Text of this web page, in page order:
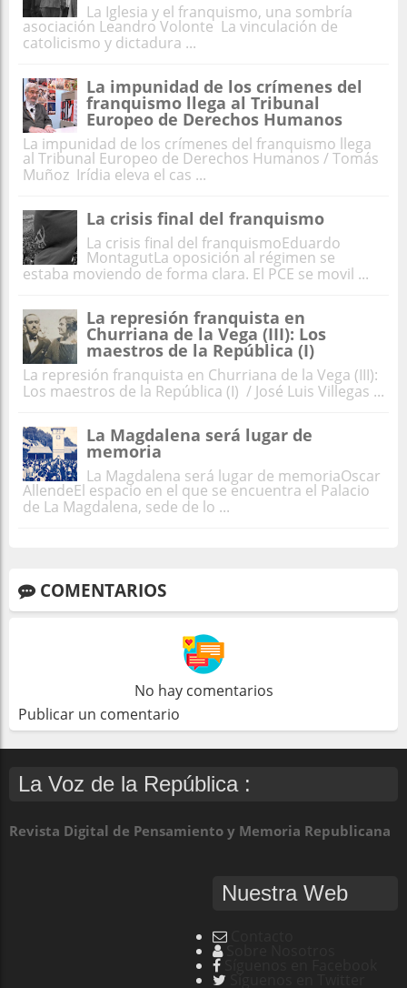
La Iglesia y el franquismo, una sombría
asociación Leandro Volonte La vinculación de
catolicismo y dictadura ...
La impunidad de los crímenes del
franquismo llega al Tribunal
Europeo de Derechos Humanos
La impunidad de los crímenes del franquismo llega
al Tribunal Europeo de Derechos Humanos / Tomás
Muñoz Irídia eleva el cas ...
La crisis final del franquismo
La crisis final del franquismoEduardo
MontagutLa oposición al régimen se
estaba moviendo de forma clara. El PCE se movil ...
La represión franquista en
Churriana de la Vega (III): Los
maestros de la República (I)
La represión franquista en Churriana de la Vega (III):
Los maestros de la República (I) / José Luis Villegas ...
La Magdalena será lugar de
memoria
La Magdalena será lugar de memoriaOscar
AllendeEl espacio en el que se encuentra el Palacio
de La Magdalena, sede de lo ...
COMENTARIOS
No hay comentarios
Publicar un comentario
La Voz de la República :
Revista Digital de Pensamiento y Memoria Republicana
Nuestra Web